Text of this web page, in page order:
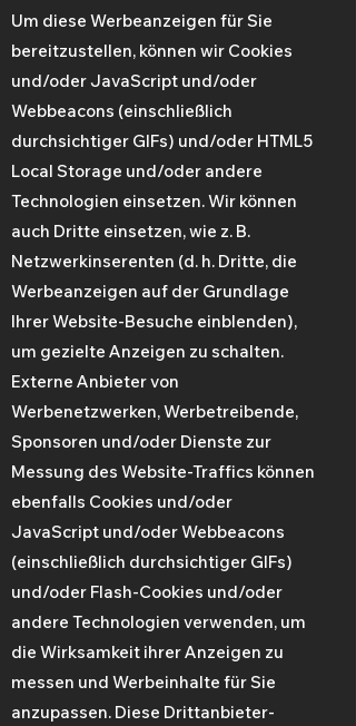
Um diese Werbeanzeigen für Sie
bereitzustellen, können wir Cookies
und/oder JavaScript und/oder
Webbeacons (einschließlich
durchsichtiger GIFs) und/oder HTML5
Local Storage und/oder andere
Technologien einsetzen. Wir können
auch Dritte einsetzen, wie z. B.
Netzwerkinserenten (d. h. Dritte, die
Werbeanzeigen auf der Grundlage
Ihrer Website-Besuche einblenden),
um gezielte Anzeigen zu schalten.
Externe Anbieter von
Werbenetzwerken, Werbetreibende,
Sponsoren und/oder Dienste zur
Messung des Website-Traffics können
ebenfalls Cookies und/oder
JavaScript und/oder Webbeacons
(einschließlich durchsichtiger GIFs)
und/oder Flash-Cookies und/oder
andere Technologien verwenden, um
die Wirksamkeit ihrer Anzeigen zu
messen und Werbeinhalte für Sie
anzupassen. Diese Drittanbieter-